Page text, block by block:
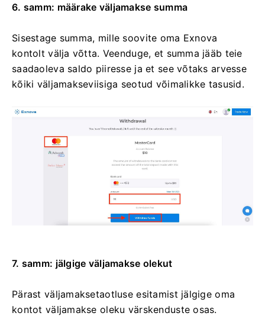
6. samm: määrake väljamakse summa
Sisestage summa, mille soovite oma Exnova
kontolt välja võtta. Veenduge, et summa jääb teie
saadaoleva saldo piiresse ja et see võtaks arvesse
kõiki väljamakseviisiga seotud võimalikke tasusid.
7. samm: jälgige väljamakse olekut
Pärast väljamaksetaotluse esitamist jälgige oma
kontot väljamakse oleku värskenduste osas.